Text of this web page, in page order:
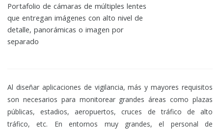
Portafolio de cámaras de múltiples lentes
que entregan imágenes con alto nivel de
detalle, panorámicas o imagen por
separado
Al diseñar aplicaciones de vigilancia, más y mayores requisitos
son necesarios para monitorear grandes áreas como plazas
públicas, estadios, aeropuertos, cruces de tráfico de alto
tráfico, etc. En entornos muy grandes, el personal de